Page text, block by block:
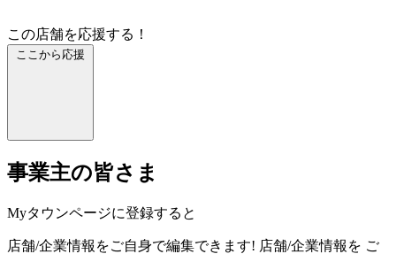
この店舗を応援する！
ここから応援
事業主の皆さま
Myタウンページに登録すると
店舗/企業情報をご自身で編集できます! 店舗/企業情報を ご